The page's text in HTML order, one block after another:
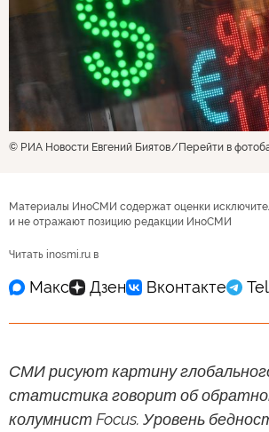
© РИА Новости Евгений Биятов Перейти в
Материалы ИноСМИ содержат оценки
и не отражают позицию редакции ИноСМИ
Читать inosmi.ru в
СМИ рисуют картину
статистика говорит об
колумнист Focus. Уровень